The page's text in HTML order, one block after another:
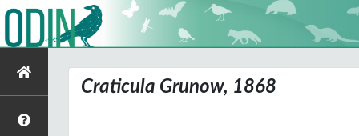
Craticula Grunow, 1868